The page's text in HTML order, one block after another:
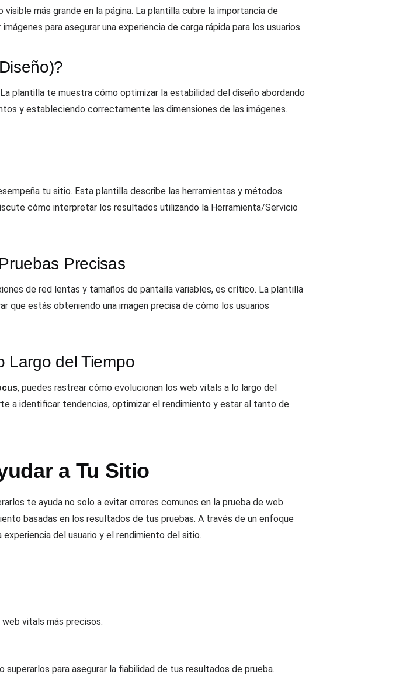
más grande en la página. La plantilla cubre la importancia de
para asegurar una experiencia de carga rápida para los usuarios.
plantilla te muestra cómo optimizar la estabilidad del diseño abordando
y estableciendo correctamente las dimensiones de las imágenes.
tu sitio. Esta plantilla describe las herramientas y métodos
cómo interpretar los resultados utilizando la Herramienta/Servicio
Precisas
de red lentas y tamaños de pantalla variables, es crítico. La plantilla
que estás obteniendo una imagen precisa de cómo los usuarios
Largo del Tiempo
, puedes rastrear cómo evolucionan los web vitals a lo largo del
a identificar tendencias, optimizar el rendimiento y estar al tanto de
a Tu Sitio
te ayuda no solo a evitar errores comunes en la prueba de web
basadas en los resultados de tus pruebas. A través de un enfoque
del usuario y el rendimiento del sitio.
vitals más precisos.
para asegurar la fiabilidad de tus resultados de prueba.